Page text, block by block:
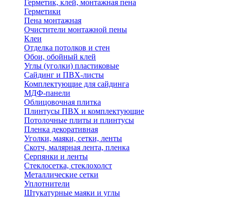
Герметик, клей, монтажная пена
Герметики
Пена монтажная
Очистители монтажной пены
Клеи
Отделка потолков и стен
Обои, обойный клей
Углы (уголки) пластиковые
Сайдинг и ПВХ-листы
Комплектующие для сайдинга
МДФ-панели
Облицовочная плитка
Плинтусы ПВХ и комплектующие
Потолочные плиты и плинтусы
Пленка декоративная
Уголки, маяки, сетки, ленты
Скотч, малярная лента, пленка
Серпянки и ленты
Стеклосетка, стеклохолст
Металлические сетки
Уплотнители
Штукатурные маяки и углы